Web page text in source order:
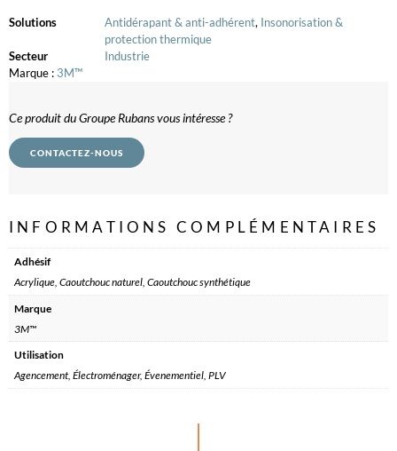
Solutions Antidérapant & anti-adhérent, Insonorisation &
protection thermique
Secteur
Industrie
Marque : 3M™
Ce produit du Groupe Rubans vous intéresse ?
CONTACTEZ-NOUS
INFORMATIONS COMPLÉMENTAIRES
Adhésif
Acrylique, Caoutchouc naturel, Caoutchouc synthétique
Marque
3M™
Utilisation
Agencement, Électroménager, Évenementiel, PLV